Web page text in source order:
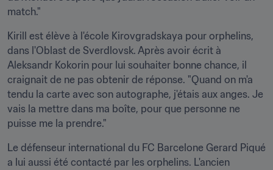
match."
Kirill est élève à l'école Kirovgradskaya pour orphelins,
dans l'Oblast de Sverdlovsk. Après avoir écrit à
Aleksandr Kokorin pour lui souhaiter bonne chance, il
craignait de ne pas obtenir de réponse. "Quand on m'a
tendu la carte avec son autographe, j'étais aux anges. Je
vais la mettre dans ma boîte, pour que personne ne
puisse me la prendre."
Le défenseur international du FC Barcelone Gerard Piqué
a lui aussi été contacté par les orphelins. L'ancien